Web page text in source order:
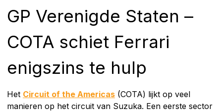
GP Verenigde Staten –
COTA schiet Ferrari
enigszins te hulp
Het Circuit of the Americas (COTA) lijkt op veel
manieren op het circuit van Suzuka. Een eerste sector